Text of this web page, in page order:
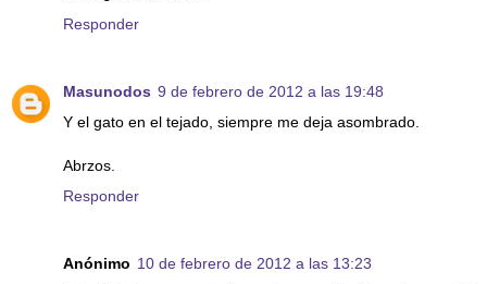
Responder
Masunodos 9 de febrero de 2012 a las 19:48
Y el gato en el tejado, siempre me deja asombrado.
Abrzos.
Responder
Anónimo 10 de febrero de 2012 a las 13:23